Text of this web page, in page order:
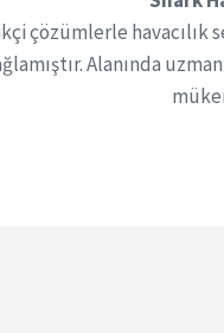
çözümlerle
Alanında